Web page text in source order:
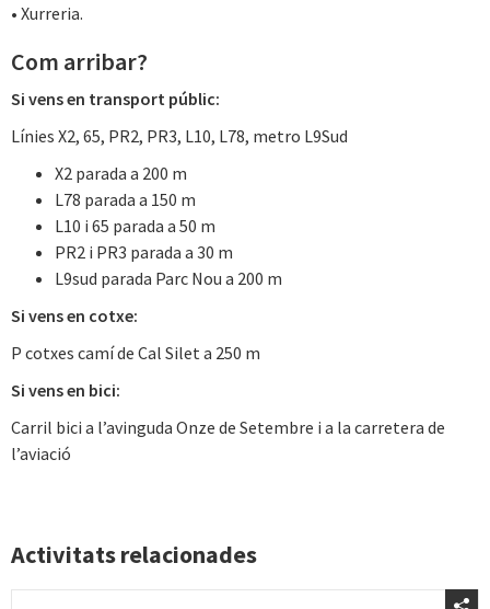
• Xurreria.
Com arribar?
Si vens en transport públic:
Línies X2, 65, PR2, PR3, L10, L78, metro L9Sud
X2 parada a 200 m
L78 parada a 150 m
L10 i 65 parada a 50 m
PR2 i PR3 parada a 30 m
L9sud parada Parc Nou a 200 m
Si vens en cotxe:
P cotxes camí de Cal Silet a 250 m
Si vens en bici:
Carril bici a l’avinguda Onze de Setembre i a la carretera de
l’aviació
Activitats relacionades